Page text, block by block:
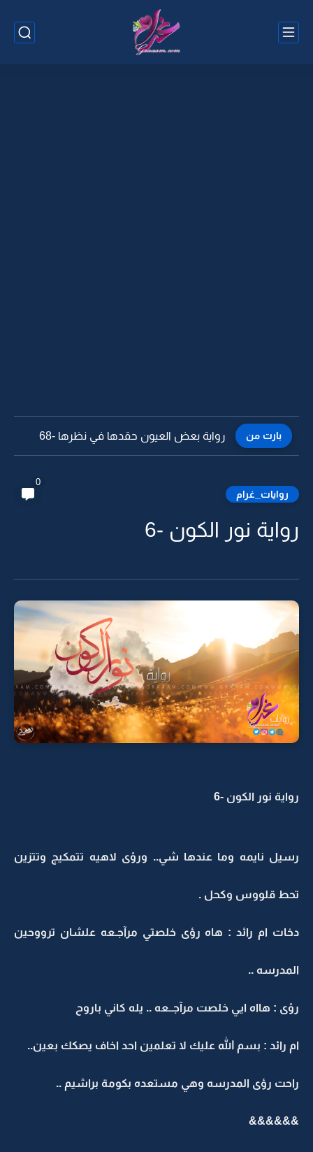
بارت من رواية بعض العيون حقدها في نظرها -67
روايات_غرام
0
رواية نور الكون -6
رواية نور الكون -6
رسيل نايمه وما عندها شي.. ورؤى لاهيه تتمكيج وتتزين
تحط قلووس وكحل .
دخات ام رائد : هاه رؤى خلصتي مرآجـعه علشان ترووحين
المدرسه ..
رؤى : هااه ايي خلصت مرآجــعه .. يله كاني باروح
ام رائد : بسم الله عليك لا تعلمين احد اخاف يصكك بعين..
راحت رؤى المدرسه وهي مستعده بكومة براشيم ..
&&&&&&